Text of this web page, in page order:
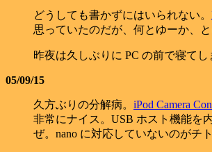
どうしても書かずにはいられない。
思っていたのだが、何とゆーか、
昨夜は久しぶりに PC の前で寝て
05/09/15
久方ぶりの分解病。 iPod Camera
非常にナイス。USB ホスト機能を
ぜ。nano に対応していないのがチ